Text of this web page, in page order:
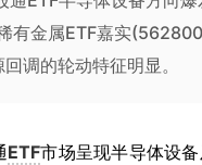
有金属ETF嘉实
调的轮动特征明显。
ETF市场呈现半导体设